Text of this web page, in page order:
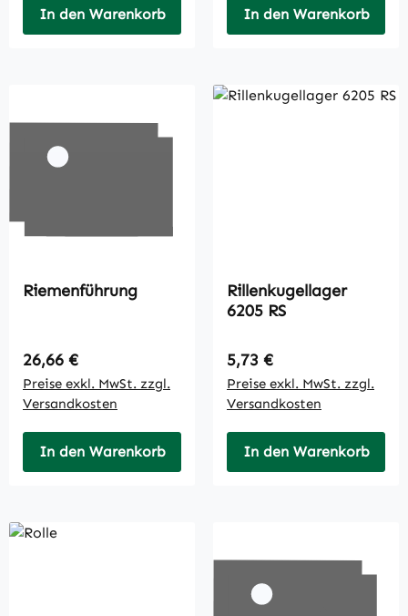
In den Warenkorb In den Warenkorb
Riemenführung
Regulärer Preis:
26,66 €
Preise exkl. MwSt. zzgl.
Versandkosten
In den Warenkorb
Rillenkugellager
6205 RS
Regulärer Preis:
5,73 €
Preise exkl. MwSt. zzgl.
Versandkosten
In den Warenkorb